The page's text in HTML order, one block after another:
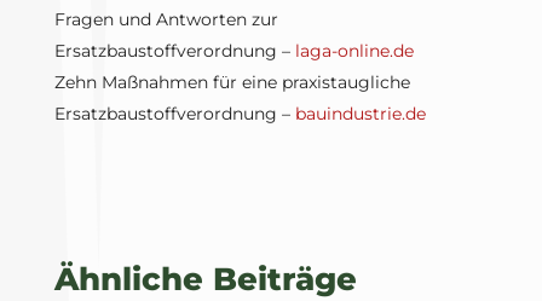
Fragen und Antworten zur
Ersatzbaustoffverordnung – laga-online.de
Zehn Maßnahmen für eine praxistaugliche
Ersatzbaustoffverordnung – bauindustrie.de
Ähnliche Beiträge